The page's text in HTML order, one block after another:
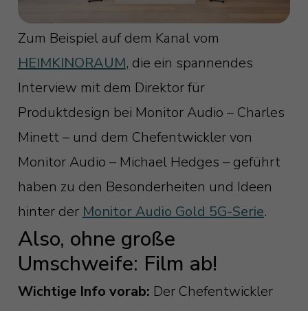
Zum Beispiel auf dem Kanal vom
HEIMKINORAUM, die ein spannendes
Interview mit dem Direktor für
Produktdesign bei Monitor Audio – Charles
Minett – und dem Chefentwickler von
Monitor Audio – Michael Hedges – geführt
haben zu den Besonderheiten und Ideen
hinter der Monitor Audio Gold 5G-Serie.
Also, ohne große
Umschweife: Film ab!
Wichtige Info vorab: Der Chefentwickler